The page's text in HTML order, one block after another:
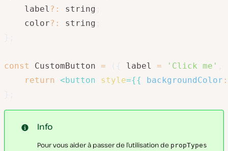
    label
? : string
    color
? : string
const CustomButton = label = 'Click me'
return <button style={{ backgroundColor :
Info
Pour vous aider à passer de l’utilisation de propTypes